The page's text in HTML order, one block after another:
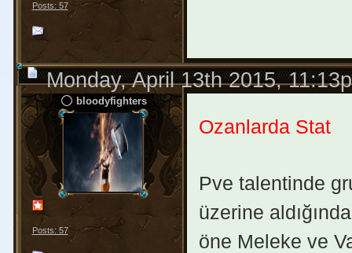
Posts: 57
Monday, April 13th 2015,
bloodyfighters
Posts: 57
Ozanlarda Stat
Pve talentinde
üzerine
öne Meleke ve